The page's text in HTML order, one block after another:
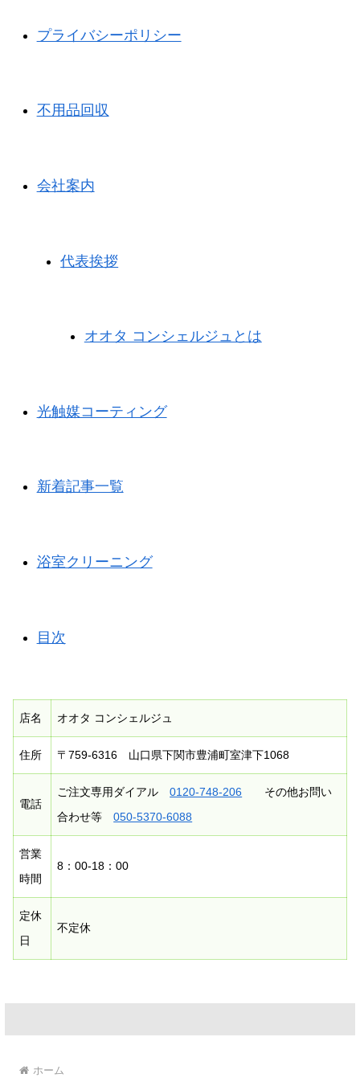
プライバシーポリシー
不用品回収
会社案内
代表挨拶
オオタ コンシェルジュとは
光触媒コーティング
新着記事一覧
浴室クリーニング
目次
店名 オオタ コンシェルジュ
住所 〒759-6316 山口県下関市豊浦町室津下1068
電話
ご注文専用ダイアル0120-748-206 その他お問い
合わせ等050-5370-6088
営業
時間
8：00-18：00
定休
日
不定休
ホーム